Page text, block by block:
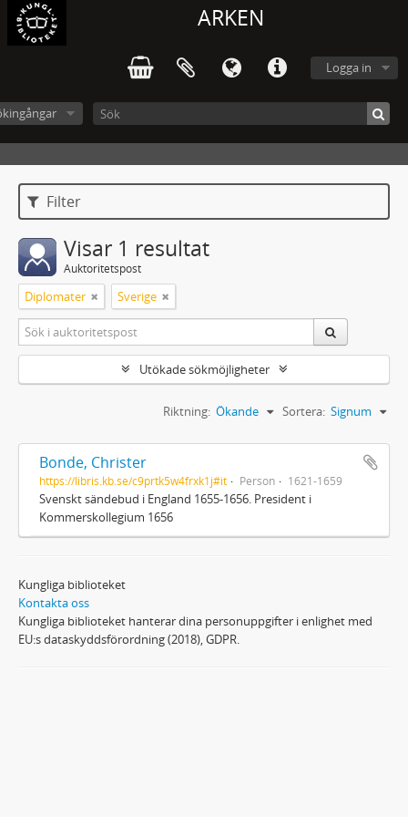
ARKEN
Logga in
Filter
Visar 1 resultat
Auktoritetspost
Diplomater Sverige
Utökade sökmöjligheter
Sortera: Signum
Riktning: Ökande
Bonde, Christer
https://libris.kb.se/c9prtk5w4frxk1j#it Person 1621-1659
Svenskt sändebud i England 1655-1656. President i
Kommerskollegium 1656
Kungliga biblioteket
Kontakta oss
Kungliga biblioteket hanterar dina personuppgifter i enlighet med
EU:s dataskyddsförordning (2018), GDPR.